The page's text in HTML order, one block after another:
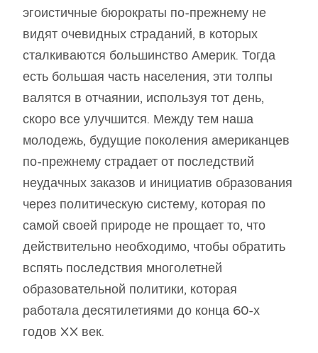
эгоистичные бюрократы по-прежнему не
видят очевидных страданий, в которых
сталкиваются большинство Америк. Тогда
есть большая часть населения, эти толпы
валятся в отчаянии, используя тот день,
скоро все улучшится. Между тем наша
молодежь, будущие поколения американцев
по-прежнему страдает от последствий
неудачных заказов и инициатив образования
через политическую систему, которая по
самой своей природе не прощает то, что
действительно необходимо, чтобы обратить
вспять последствия многолетней
образовательной политики, которая
работала десятилетиями до конца 60-х
годов XX век.